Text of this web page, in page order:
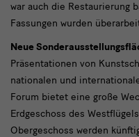
war auch die Restaurierung
Fassungen wurden
Neue
Präsentationen von
nationalen und
Forum bietet eine große
Erdgeschoss des
Obergeschoss werden